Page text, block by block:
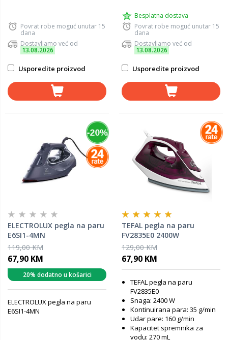
Povrat robe moguć unutar 15
dana
Dostavljamo već od
13.08.2026
Usporedite proizvod
Besplatna dostava
Povrat robe moguć unutar 15
dana
Dostavljamo već od
13.08.2026
Usporedite proizvod
ELECTROLUX pegla na paru
E6SI1-4MN
119,00 KM
67,90 KM
20% dodatno u košarici
ELECTROLUX pegla na paru
E6SI1-4MN
TEFAL pegla na paru
FV2835E0 2400W
129,00 KM
67,90 KM
TEFAL pegla na paru
FV2835E0
Snaga: 2400 W
Kontinuirana para: 35 g/min
Udar pare: 160 g/min
Kapacitet spremnika za
vodu: 270 mL